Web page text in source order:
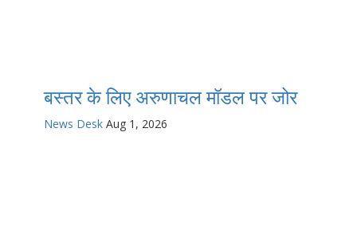
बस्तर के लिए अरुणाचल मॉडल पर जोर
News Desk Aug 1, 2026